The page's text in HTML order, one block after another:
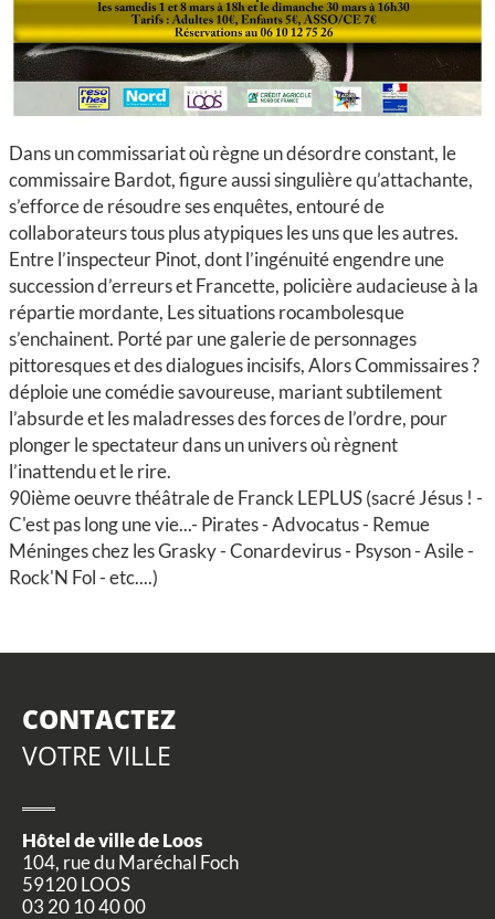
Dans un commissariat où règne un désordre constant, le
commissaire Bardot, figure aussi singulière qu’attachante,
s’efforce de résoudre ses enquêtes, entouré de
collaborateurs tous plus atypiques les uns que les autres.
Entre l’inspecteur Pinot, dont l’ingénuité engendre une
succession d’erreurs et Francette, policière audacieuse à la
répartie mordante, Les situations rocambolesque
s’enchainent. Porté par une galerie de personnages
pittoresques et des dialogues incisifs, Alors Commissaires ?
déploie une comédie savoureuse, mariant subtilement
l’absurde et les maladresses des forces de l’ordre, pour
plonger le spectateur dans un univers où règnent
l’inattendu et le rire.
90ième oeuvre théâtrale de Franck LEPLUS (sacré Jésus ! -
C'est pas long une vie...- Pirates - Advocatus - Remue
Méninges chez les Grasky - Conardevirus - Psyson - Asile -
Rock'N Fol - etc....)
CONTACTEZ
VOTRE VILLE
Hôtel de ville de Loos
104, rue du Maréchal Foch
59120 LOOS
03 20 10 40 00